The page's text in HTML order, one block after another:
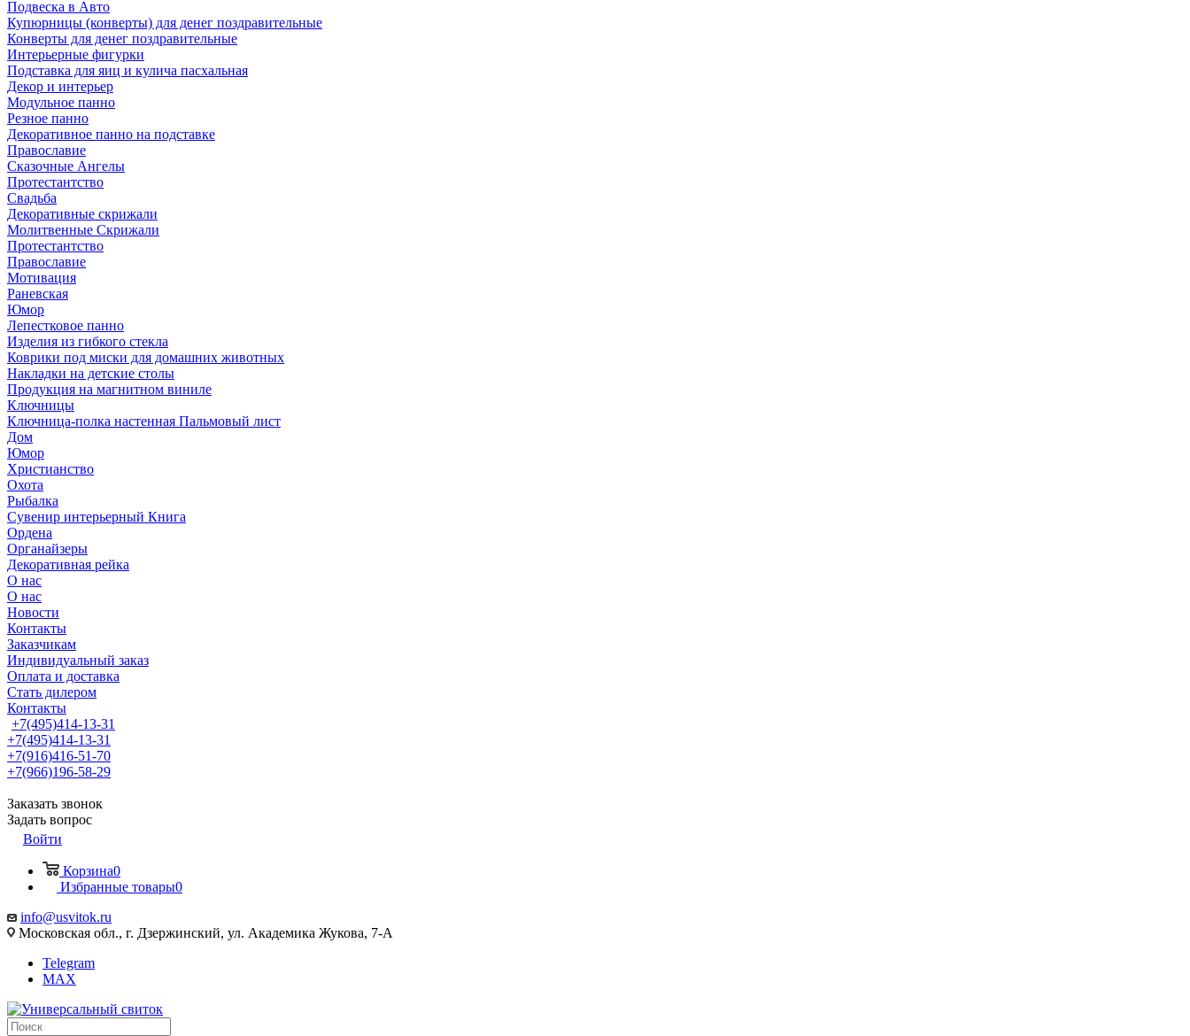
Подвеска в Авто
Купюрницы (конверты) для денег поздравительные
Конверты для денег поздравительные
Интерьерные фигурки
Подставка для яиц и кулича пасхальная
Декор и интерьер
Модульное панно
Резное панно
Декоративное панно на подставке
Православие
Сказочные Ангелы
Протестантство
Свадьба
Декоративные скрижали
Молитвенные Скрижали
Протестантство
Православие
Мотивация
Раневская
Юмор
Лепестковое панно
Изделия из гибкого стекла
Коврики под миски для домашних животных
Накладки на детские столы
Продукция на магнитном виниле
Ключницы
Ключница-полка настенная Пальмовый лист
Дом
Юмор
Христианство
Охота
Рыбалка
Сувенир интерьерный Книга
Ордена
Органайзеры
Декоративная рейка
О нас
О нас
Новости
Контакты
Заказчикам
Индивидуальный заказ
Оплата и доставка
Стать дилером
Контакты
+7(495)414-13-31
+7(495)414-13-31
+7(916)416-51-70
+7(966)196-58-29
Заказать звонок
Задать вопрос
Войти
Корзина0
Избранные товары0
info@usvitok.ru
Московская обл., г. Дзержинский, ул. Академика Жукова, 7-А
Telegram
MAX